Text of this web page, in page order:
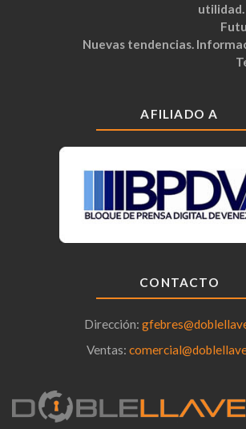
Nuevas tendencias.
AFILIADO A
CONTACTO
Dirección:
Ventas: